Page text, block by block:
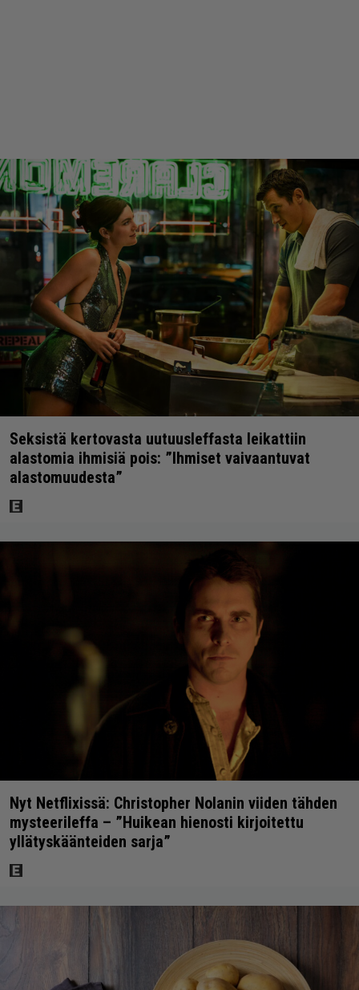
Seksistä kertovasta uutuusleffasta leikattiin
alastomia ihmisiä pois: ”Ihmiset vaivaantuvat
alastomuudesta”
Nyt Netflixissä: Christopher Nolanin viiden tähden
mysteerileffa – ”Huikean hienosti kirjoitettu
yllätyskäänteiden sarja”